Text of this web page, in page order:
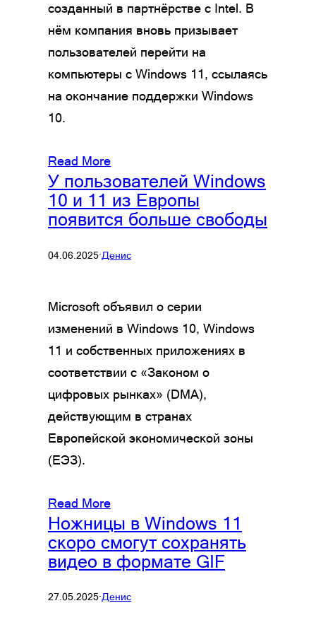
созданный в партнёрстве с Intel. В
нём компания вновь призывает
пользователей перейти на
компьютеры с Windows 11, ссылаясь
на окончание поддержки Windows
10.
Read More
У пользователей Windows
10 и 11 из Европы
появится больше свободы
04.06.2025·Денис
Microsoft объявил о серии
изменений в Windows 10, Windows
11 и собственных приложениях в
соответствии с «Законом о
цифровых рынках» (DMA),
действующим в странах
Европейской экономической зоны
(ЕЭЗ).
Read More
Ножницы в Windows 11
скоро смогут сохранять
видео в формате GIF
27.05.2025·Денис